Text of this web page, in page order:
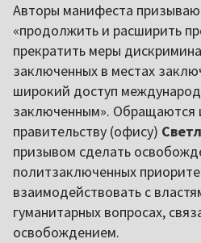
Авторы манифеста
«продолжить и расширить
прекратить меры
заключенных в местах
широкий доступ
заключенным». Обращаются
правительству (офису)
призывом сделать
политзаключенных
взаимодействовать с
гуманитарных вопросах,
освобождением.